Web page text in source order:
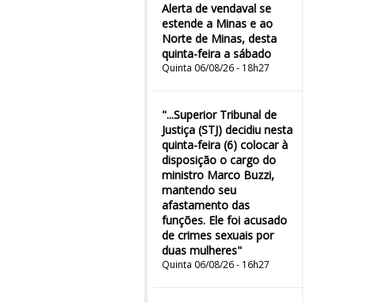
Alerta de vendaval se
estende a Minas e ao
Norte de Minas, desta
quinta-feira a sábado
Quinta 06/08/26 - 18h27
"...Superior Tribunal de
Justiça (STJ) decidiu nesta
quinta-feira (6) colocar à
disposição o cargo do
ministro Marco Buzzi,
mantendo seu
afastamento das
funções. Ele foi acusado
de crimes sexuais por
duas mulheres"
Quinta 06/08/26 - 16h27